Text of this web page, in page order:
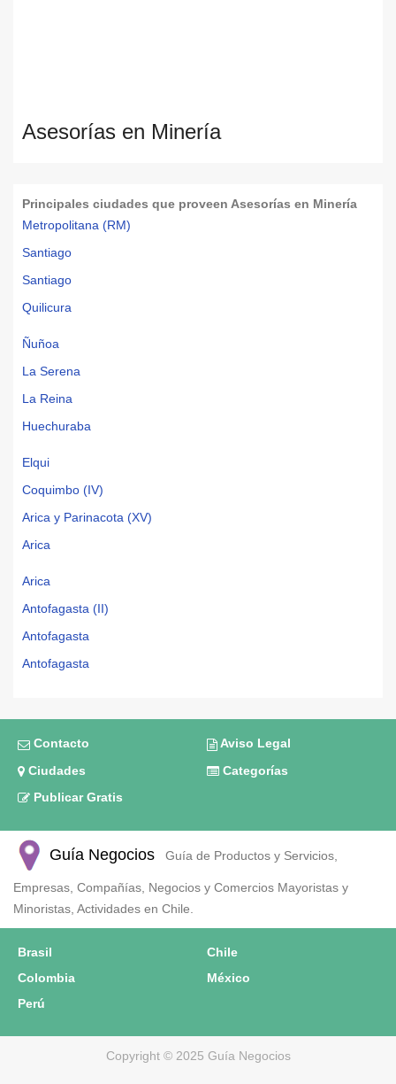
Asesorías en Minería
Principales ciudades que proveen Asesorías en Minería
Metropolitana (RM)
Santiago
Santiago
Quilicura
Ñuñoa
La Serena
La Reina
Huechuraba
Elqui
Coquimbo (IV)
Arica y Parinacota (XV)
Arica
Arica
Antofagasta (II)
Antofagasta
Antofagasta
Contacto
Aviso Legal
Ciudades
Categorías
Publicar Gratis
Guía Negocios Guía de Productos y Servicios,
Empresas, Compañías, Negocios y Comercios Mayoristas y
Minoristas, Actividades en Chile.
Brasil
Chile
Colombia
México
Perú
Copyright © 2025 Guía Negocios